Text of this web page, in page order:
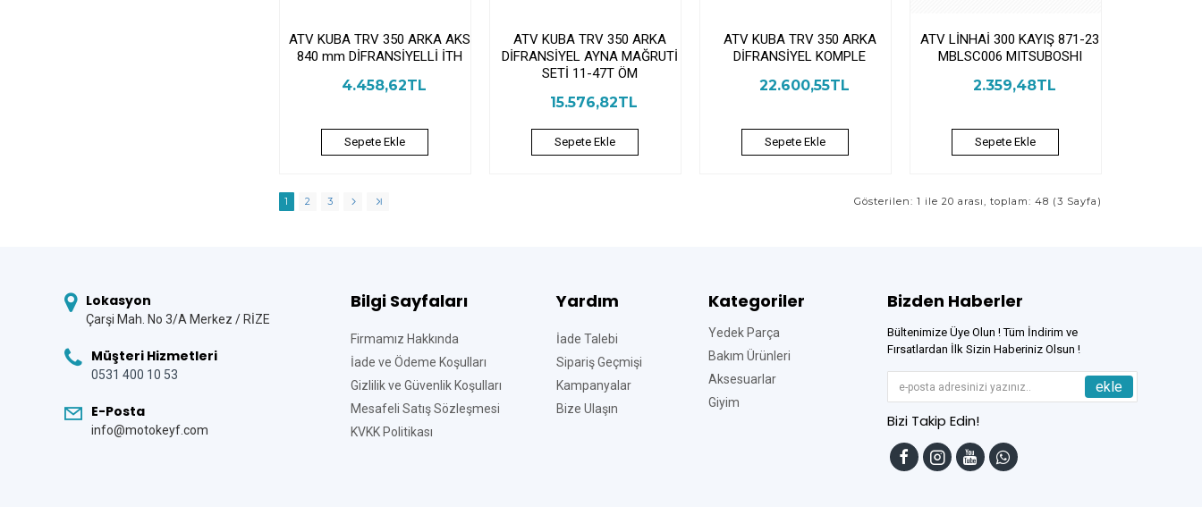
ATV KUBA TRV 350 ARKA AKS
840 mm DİFRANSİYELLİ İTH
4.458,62TL
Sepete Ekle
ATV KUBA TRV 350 ARKA
DİFRANSİYEL AYNA MAĞRUTİ
SETİ 11-47T ÖM
15.576,82TL
Sepete Ekle
ATV KUBA TRV 350 ARKA
DİFRANSİYEL KOMPLE
22.600,55TL
Sepete Ekle
ATV LİNHAİ 300 KAYIŞ 871-23
MBLSC006 MITSUBOSHI
2.359,48TL
Sepete Ekle
1 2 3 Gösterilen: 1 ile 20 arası, toplam: 48 (3 Sayfa)
Lokasyon
Çarşi Mah. No 3/A Merkez / RİZE
Müşteri Hizmetleri
0531 400 10 53
E-Posta
info@motokeyf.com
Bilgi Sayfaları
Firmamız Hakkında
İade ve Ödeme Koşulları
Gizlilik ve Güvenlik Koşulları
Mesafeli Satış Sözleşmesi
KVKK Politikası
Yardım
İade Talebi
Sipariş Geçmişi
Kampanyalar
Bize Ulaşın
Kategoriler
Yedek Parça
Bakım Ürünleri
Aksesuarlar
Giyim
Bizden Haberler
Bültenimize Üye Olun ! Tüm İndirim ve
Fırsatlardan İlk Sizin Haberiniz Olsun !
ekle
Bizi Takip Edin!